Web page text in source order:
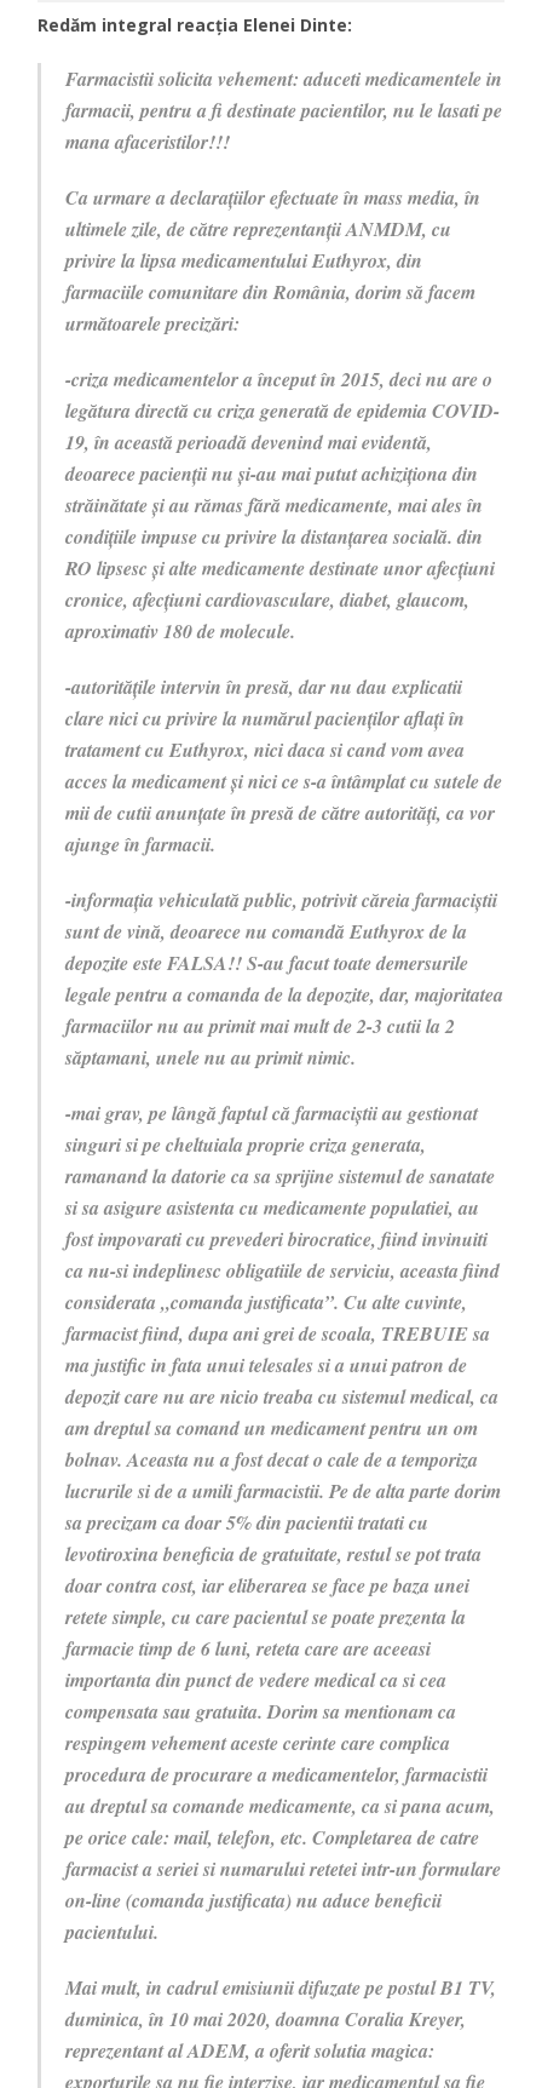
Redăm integral reacția Elenei Dinte:
Farmacistii solicita vehement: aduceti medicamentele in
farmacii, pentru a fi destinate pacientilor, nu le lasati pe
mana afaceristilor!!!
Ca urmare a declarațiilor efectuate în mass media, în
ultimele zile, de către reprezentanții ANMDM, cu
privire la lipsa medicamentului Euthyrox, din
farmaciile comunitare din România, dorim să facem
următoarele precizări:
-criza medicamentelor a început în 2015, deci nu are o
legătura directă cu criza generată de epidemia COVID-
19, în această perioadă devenind mai evidentă,
deoarece pacienții nu și-au mai putut achiziționa din
străinătate și au rămas fără medicamente, mai ales în
condițiile impuse cu privire la distanțarea socială. din
RO lipsesc și alte medicamente destinate unor afecțiuni
cronice, afecțiuni cardiovasculare, diabet, glaucom,
aproximativ 180 de molecule.
-autoritățile intervin în presă, dar nu dau explicatii
clare nici cu privire la numărul pacienților aflați în
tratament cu Euthyrox, nici daca si cand vom avea
acces la medicament și nici ce s-a întâmplat cu sutele de
mii de cutii anunțate în presă de către autorități, ca vor
ajunge în farmacii.
-informația vehiculată public, potrivit căreia farmaciștii
sunt de vină, deoarece nu comandă Euthyrox de la
depozite este FALSA!! S-au facut toate demersurile
legale pentru a comanda de la depozite, dar, majoritatea
farmaciilor nu au primit mai mult de 2-3 cutii la 2
săptamani, unele nu au primit nimic.
-mai grav, pe lângă faptul că farmaciștii au gestionat
singuri si pe cheltuiala proprie criza generata,
ramanand la datorie ca sa sprijine sistemul de sanatate
si sa asigure asistenta cu medicamente populatiei, au
fost impovarati cu prevederi birocratice, fiind invinuiti
ca nu-si indeplinesc obligatiile de serviciu, aceasta fiind
considerata „comanda justificata”. Cu alte cuvinte,
farmacist fiind, dupa ani grei de scoala, TREBUIE sa
ma justific in fata unui telesales si a unui patron de
depozit care nu are nicio treaba cu sistemul medical, ca
am dreptul sa comand un medicament pentru un om
bolnav. Aceasta nu a fost decat o cale de a temporiza
lucrurile si de a umili farmacistii. Pe de alta parte dorim
sa precizam ca doar 5% din pacientii tratati cu
levotiroxina beneficia de gratuitate, restul se pot trata
doar contra cost, iar eliberarea se face pe baza unei
retete simple, cu care pacientul se poate prezenta la
farmacie timp de 6 luni, reteta care are aceeasi
importanta din punct de vedere medical ca si cea
compensata sau gratuita. Dorim sa mentionam ca
respingem vehement aceste cerinte care complica
procedura de procurare a medicamentelor, farmacistii
au dreptul sa comande medicamente, ca si pana acum,
pe orice cale: mail, telefon, etc. Completarea de catre
farmacist a seriei si numarului retetei intr-un formulare
on-line (comanda justificata) nu aduce beneficii
pacientului.
Mai mult, in cadrul emisiunii difuzate pe postul B1 TV,
duminica, în 10 mai 2020, doamna Coralia Kreyer,
reprezentant al ADEM, a oferit solutia magica:
exporturile sa nu fie interzise, iar medicamentul sa fie